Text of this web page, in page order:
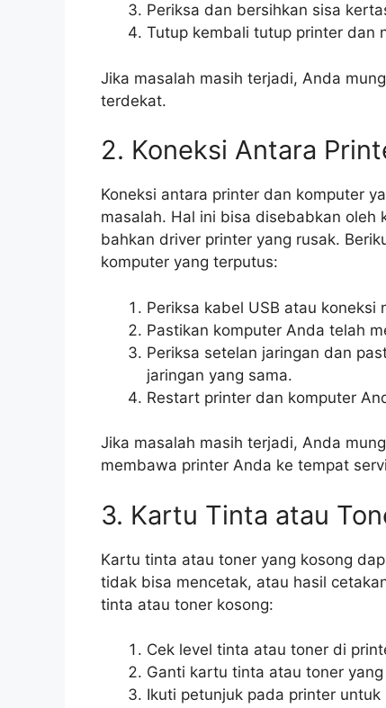
Periksa dan bersihkan sisa
Tutup kembali tutup printer dan
Jika masalah masih terjadi, Anda
terdekat.
2. Koneksi Antara
Koneksi antara printer dan komputer
masalah. Hal ini bisa disebabkan
bahkan driver printer yang rusak.
komputer yang terputus:
Periksa kabel USB atau
Pastikan komputer Anda telah
Periksa setelan jaringan dan
jaringan yang sama.
Restart printer dan komputer
Jika masalah masih terjadi, Anda
membawa printer Anda ke tempat
3. Kartu Tinta atau
Kartu tinta atau toner yang kosong
tidak bisa mencetak, atau hasil
tinta atau toner kosong:
Cek level tinta atau toner di
Ganti kartu tinta atau toner
Ikuti petunjuk pada printer